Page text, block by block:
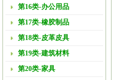
第16类-办公用品
第17类-橡胶制品
第18类-皮革皮具
第19类-建筑材料
第20类-家具